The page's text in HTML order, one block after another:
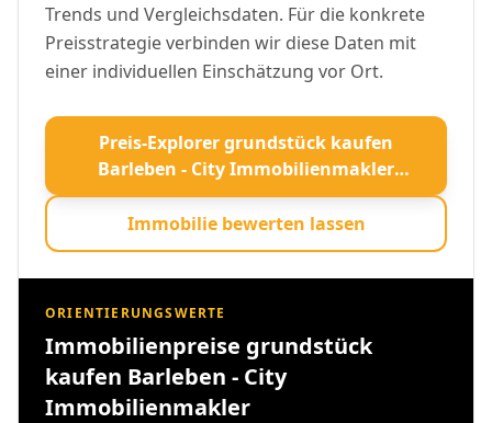
Trends und Vergleichsdaten. Für die konkrete
Preisstrategie verbinden wir diese Daten mit
einer individuellen Einschätzung vor Ort.
Preis-Explorer grundstück kaufen
Barleben - City Immobilienmakler
öffnen
Immobilie bewerten lassen
ORIENTIERUNGSWERTE
Immobilienpreise grundstück
kaufen Barleben - City
Immobilienmakler